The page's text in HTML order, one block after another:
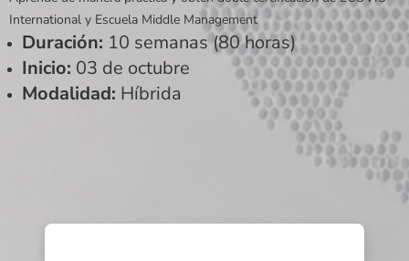
International y Escuela Middle Management
Duración: 10 semanas (80 horas)
Inicio: 03 de octubre
Modalidad: Híbrida